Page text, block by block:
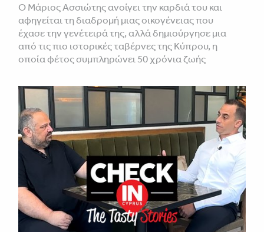
Ο Μάριος Ασσιώτης ανοίγει την καρδιά του και
αφηγείται τη διαδρομή μιας οικογένειας που
έχασε την γενέτειρά της, αλλά δημιούργησε μια
από τις πιο ιστορικές ταβέρνες της Κύπρου, η
οποία φέτος συμπληρώνει 50 χρόνια ζωής